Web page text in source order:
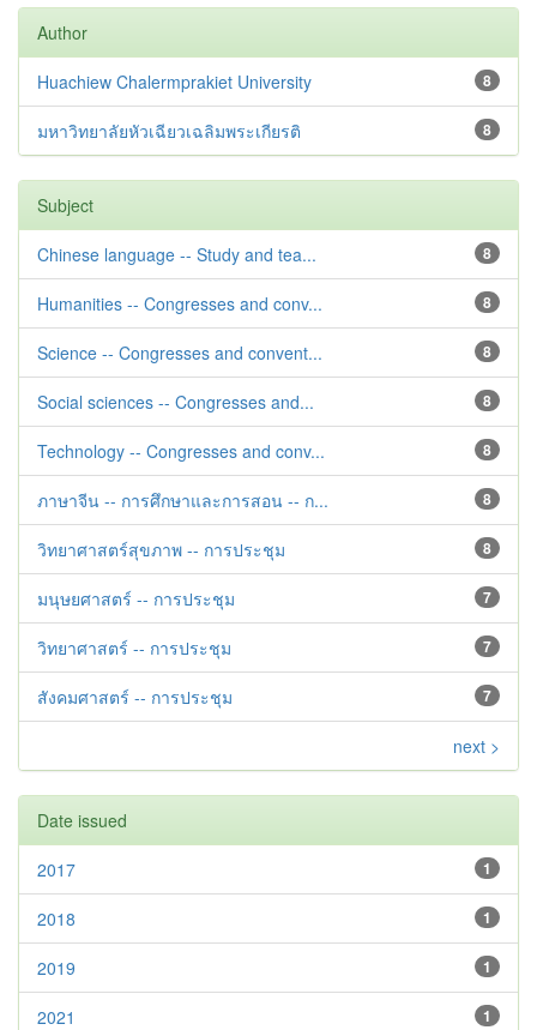
Author
8
Huachiew Chalermprakiet University
8
มหาวิทยาลัยหัวเฉียวเฉลิมพระเกียรติ
Subject
8
Chinese language -- Study and tea...
8
Humanities -- Congresses and conv...
8
Science -- Congresses and convent...
8
Social sciences -- Congresses and...
8
Technology -- Congresses and conv...
8
ภาษาจีน -- การศึกษาและการสอน -- ก...
8
วิทยาศาสตร์สุขภาพ -- การประชุม
7
มนุษยศาสตร์ -- การประชุม
7
วิทยาศาสตร์ -- การประชุม
7
สังคมศาสตร์ -- การประชุม
next >
Date issued
1
2017
1
2018
1
2019
1
2021